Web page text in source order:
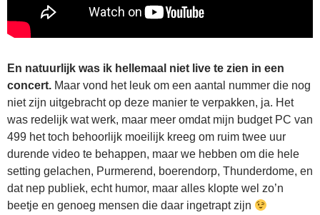
En natuurlijk was ik hellemaal niet live te zien in een
concert. Maar vond het leuk om een aantal nummer die nog
niet zijn uitgebracht op deze manier te verpakken, ja. Het
was redelijk wat werk, maar meer omdat mijn budget PC van
499 het toch behoorlijk moeilijk kreeg om ruim twee uur
durende video te behappen, maar we hebben om die hele
setting gelachen, Purmerend, boerendorp, Thunderdome, en
dat nep publiek, echt humor, maar alles klopte wel zo’n
beetje en genoeg mensen die daar ingetrapt zijn